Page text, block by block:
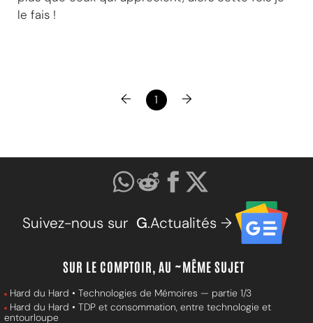
le fais !
← 1 →
Suivez-nous sur G.Actualités →
SUR LE COMPTOIR, AU ~MÊME SUJET
Hard du Hard • Technologies de Mémoires — partie 1/3
Hard du Hard • TDP et consommation, entre technologie et
entourloupe